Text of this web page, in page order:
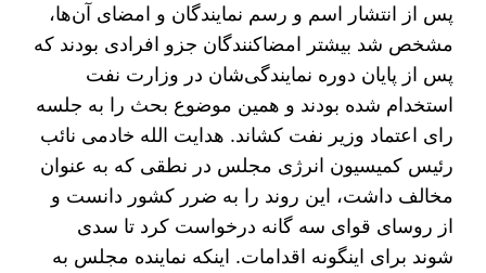
پس از انتشار اسم و رسم نمایندگان و امضای آن‌ها،
مشخص شد بیشتر امضاکنندگان جزو افرادی بودند که
پس از پایان دوره نمایندگی‌شان در وزارت نفت
استخدام شده بودند و همین موضوع بحث را به جلسه
رای اعتماد وزیر نفت کشاند. هدایت الله خادمی نائب
رئیس کمیسیون انرژی مجلس در نطقی که به عنوان
مخالف داشت، این روند را به ضرر کشور دانست و
از روسای قوای سه گانه درخواست کرد تا سدی
شوند برای اینگونه اقدامات. اینکه نماینده مجلس به